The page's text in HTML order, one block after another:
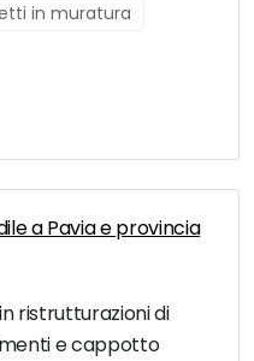
in muratura
a Pavia e provincia
ristrutturazioni di
e cappotto